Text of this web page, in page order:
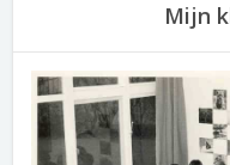
Mijn